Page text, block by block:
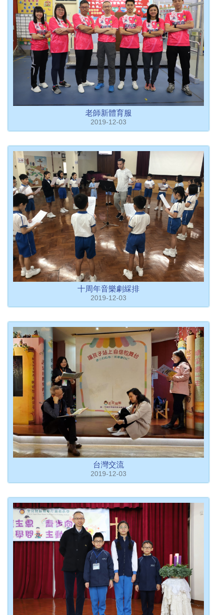
老師新體育服
2019-12-03
十周年音樂劇綵排
2019-12-03
台灣交流
2019-12-03